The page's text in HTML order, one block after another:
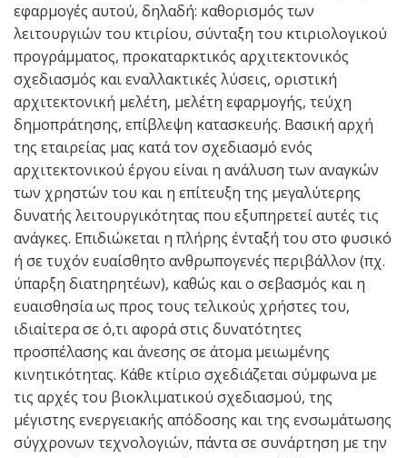
εφαρμογές αυτού, δηλαδή: καθορισμός των
λειτουργιών του κτιρίου, σύνταξη του κτιριολογικού
προγράμματος, προκαταρκτικός αρχιτεκτονικός
σχεδιασμός και εναλλακτικές λύσεις, οριστική
αρχιτεκτονική μελέτη, μελέτη εφαρμογής, τεύχη
δημοπράτησης, επίβλεψη κατασκευής. Βασική αρχή
της εταιρείας μας κατά τον σχεδιασμό ενός
αρχιτεκτονικού έργου είναι η ανάλυση των αναγκών
των χρηστών του και η επίτευξη της μεγαλύτερης
δυνατής λειτουργικότητας που εξυπηρετεί αυτές τις
ανάγκες. Επιδιώκεται η πλήρης ένταξή του στο φυσικό
ή σε τυχόν ευαίσθητο ανθρωπογενές περιβάλλον (πχ.
ύπαρξη διατηρητέων), καθώς και ο σεβασμός και η
ευαισθησία ως προς τους τελικούς χρήστες του,
ιδιαίτερα σε ό,τι αφορά στις δυνατότητες
προσπέλασης και άνεσης σε άτομα μειωμένης
κινητικότητας. Κάθε κτίριο σχεδιάζεται σύμφωνα με
τις αρχές του βιοκλιματικού σχεδιασμού, της
μέγιστης ενεργειακής απόδοσης και της ενσωμάτωσης
σύγχρονων τεχνολογιών, πάντα σε συνάρτηση με την